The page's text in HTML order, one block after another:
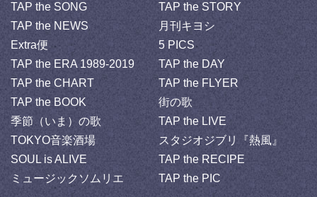
TAP the SONG
TAP the STORY
TAP the NEWS
月刊キヨシ
Extra便
5 PICS
TAP the ERA 1989-2019
TAP the DAY
TAP the CHART
TAP the FLYER
TAP the BOOK
街の歌
季節（いま）の歌
TAP the LIVE
TOKYO音楽酒場
スタジオジブリ『熱風』
SOUL is ALIVE
TAP the RECIPE
ミュージックソムリエ
TAP the PIC